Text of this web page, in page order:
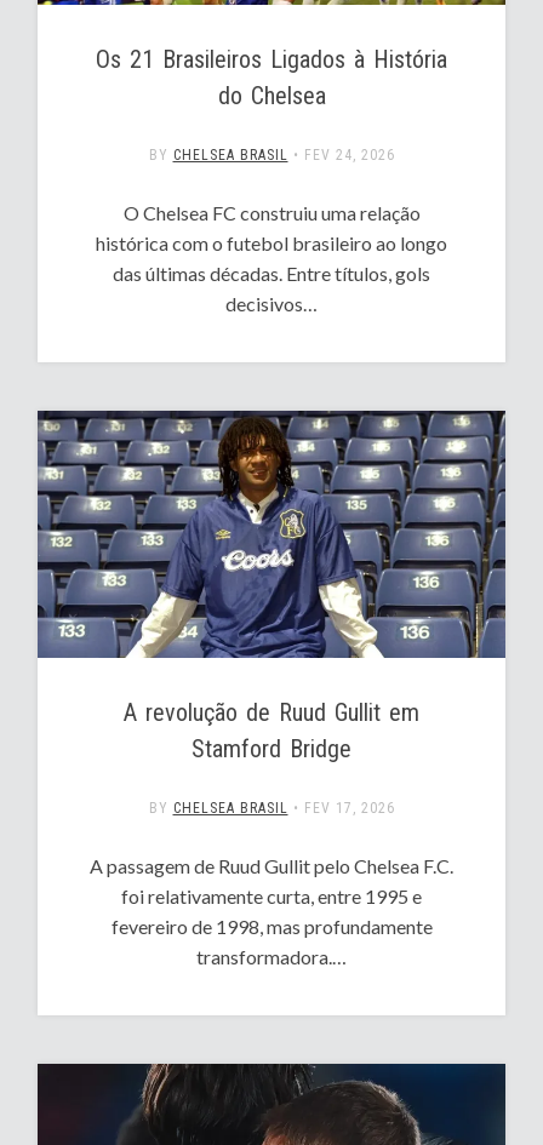
Os 21 Brasileiros Ligados à História
do Chelsea
BY CHELSEA BRASIL • FEV 24, 2026
O Chelsea FC construiu uma relação
histórica com o futebol brasileiro ao longo
das últimas décadas. Entre títulos, gols
decisivos…
A revolução de Ruud Gullit em
Stamford Bridge
BY CHELSEA BRASIL • FEV 17, 2026
A passagem de Ruud Gullit pelo Chelsea F.C.
foi relativamente curta, entre 1995 e
fevereiro de 1998, mas profundamente
transformadora.…